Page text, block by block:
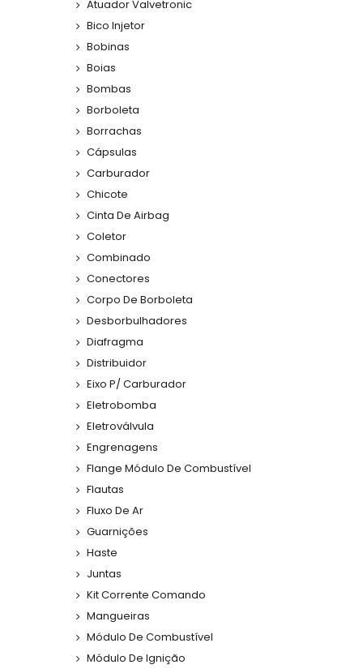
Atuador Valvetronic
Bico Injetor
Bobinas
Boias
Bombas
Borboleta
Borrachas
Cápsulas
Carburador
Chicote
Cinta De Airbag
Coletor
Combinado
Conectores
Corpo De Borboleta
Desborbulhadores
Diafragma
Distribuidor
Eixo P/ Carburador
Eletrobomba
Eletroválvula
Engrenagens
Flange Módulo De Combustível
Flautas
Fluxo De Ar
Guarnições
Haste
Juntas
Kit Corrente Comando
Mangueiras
Módulo De Combustível
Módulo De Ignição